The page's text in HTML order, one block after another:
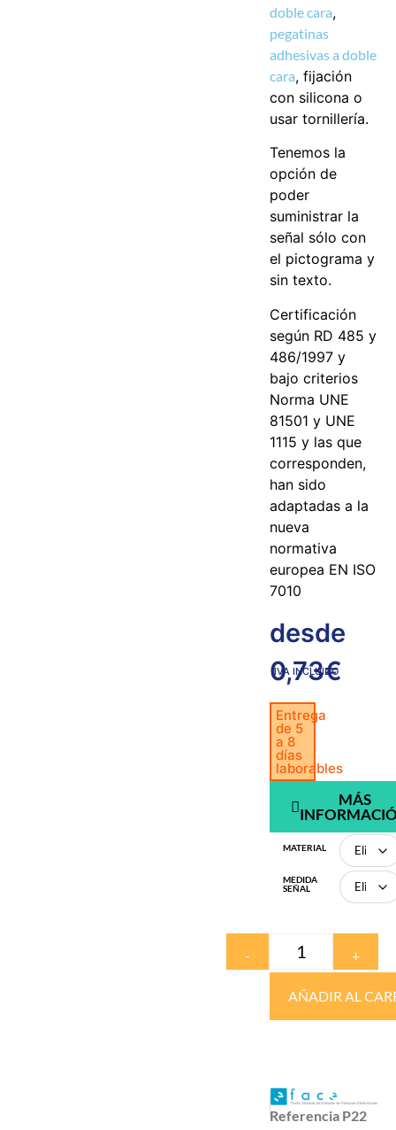
doble cara,
pegatinas
adhesivas a doble
cara, fijación
con silicona o
usar tornillería.
Tenemos la
opción de
poder
suministrar la
señal sólo con
el pictograma y
sin texto.
Certificación
según RD 485 y
486/1997 y
bajo criterios
Norma UNE
81501 y UNE
1115 y las que
corresponden,
han sido
adaptadas a la
nueva
normativa
europea EN ISO
7010
desde
0,73€
IVA INCLUIDO
Entrega
de 5
a 8
días
laborables
MÁS
MATERIAL
MEDIDA
SEÑAL
- +
AÑADIR AL
Referencia P22